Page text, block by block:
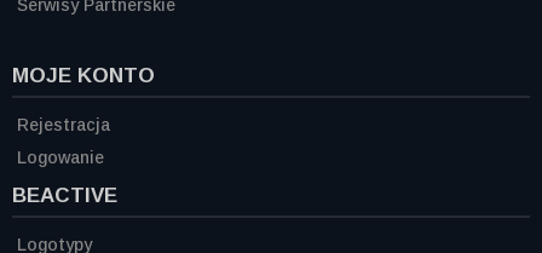
Serwisy Partnerskie
MOJE KONTO
Rejestracja
Logowanie
BEACTIVE
Logotypy